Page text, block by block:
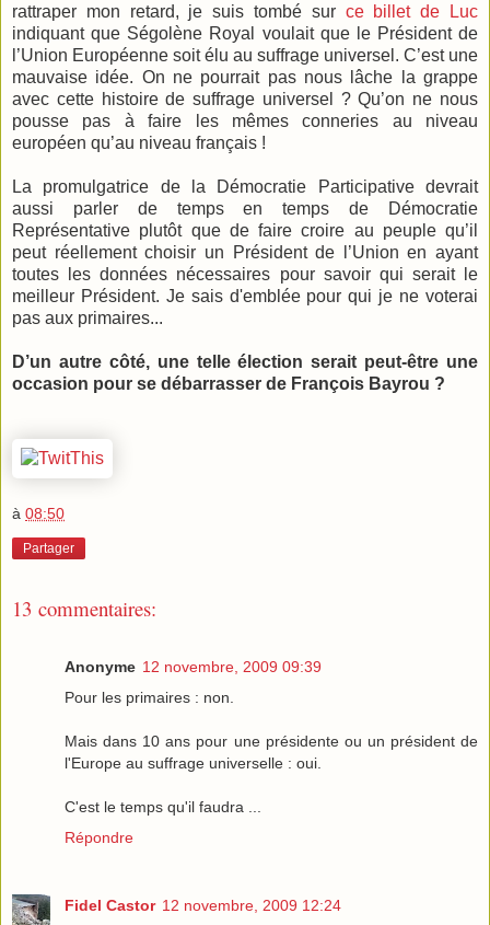
rattraper mon retard, je suis tombé sur ce billet de Luc
indiquant que Ségolène Royal voulait que le Président de
l’Union Européenne soit élu au suffrage universel. C’est une
mauvaise idée. On ne pourrait pas nous lâche la grappe
avec cette histoire de suffrage universel ? Qu’on ne nous
pousse pas à faire les mêmes conneries au niveau
européen qu’au niveau français !
La promulgatrice de la Démocratie Participative devrait
aussi parler de temps en temps de Démocratie
Représentative plutôt que de faire croire au peuple qu’il
peut réellement choisir un Président de l’Union en ayant
toutes les données nécessaires pour savoir qui serait le
meilleur Président. Je sais d'emblée pour qui je ne voterai
pas aux primaires...
D’un autre côté, une telle élection serait peut-être une
occasion pour se débarrasser de François Bayrou ?
à 08:50
Partager
13 commentaires:
Anonyme 12 novembre, 2009 09:39
Pour les primaires : non.
Mais dans 10 ans pour une présidente ou un président de
l'Europe au suffrage universelle : oui.
C'est le temps qu'il faudra ...
Répondre
Fidel Castor 12 novembre, 2009 12:24